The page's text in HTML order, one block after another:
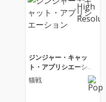
ジンジャー・キャッ
ト・アプリシエーショ
ン
猫戦